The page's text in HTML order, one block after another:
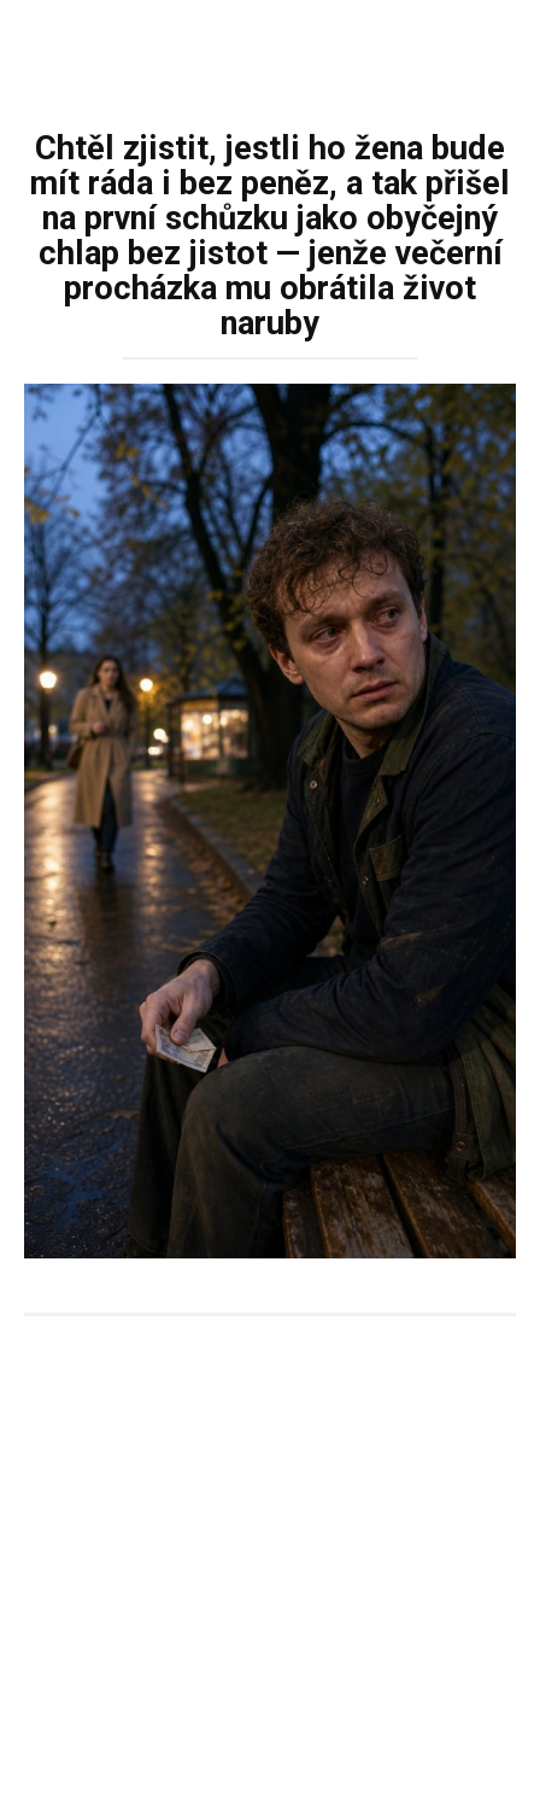
Chtěl zjistit, jestli ho žena bude
mít ráda i bez peněz, a tak přišel
na první schůzku jako obyčejný
chlap bez jistot — jenže večerní
procházka mu obrátila život
naruby